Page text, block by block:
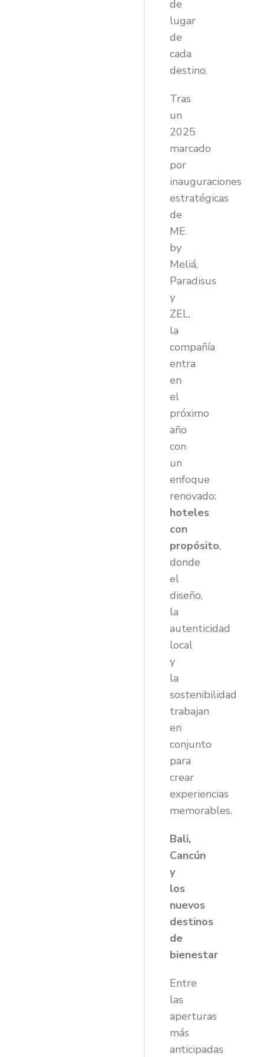
de
lugar
de
cada
destino.
Tras
un
2025
marcado
por
inauguraciones
estratégicas
de
ME
by
Meliá,
Paradisus
y
ZEL,
la
compañía
entra
en
el
próximo
año
con
un
enfoque
renovado:
hoteles
con
propósito,
donde
el
diseño,
la
autenticidad
local
y
la
sostenibilidad
trabajan
en
conjunto
para
crear
experiencias
memorables.
Bali,
Cancún
y
los
nuevos
destinos
de
bienestar
Entre
las
aperturas
más
anticipadas